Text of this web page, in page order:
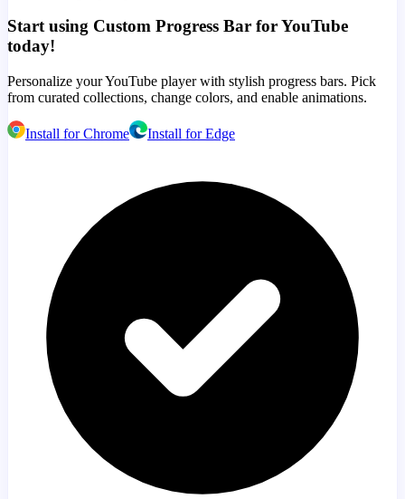
Start using Custom Progress Bar for YouTube
today!
Personalize your YouTube player with stylish progress bars. Pick
from curated collections, change colors, and enable animations.
Install for Chrome Install for Edge